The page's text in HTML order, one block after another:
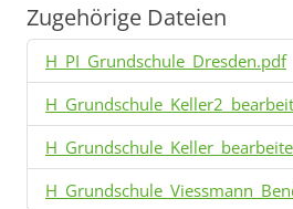
Zugehörige Dateien
H_PI_Grundschule_Dresden.pdf